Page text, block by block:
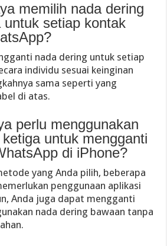
memilih nada dering
untuk setiap kontak
nada dering untuk setiap
individu sesuai keinginan
sama seperti yang
di atas.
perlu menggunakan
untuk mengganti
di iPhone?
yang Anda pilih, beberapa
penggunaan aplikasi
Anda juga dapat mengganti
nada dering bawaan tanpa